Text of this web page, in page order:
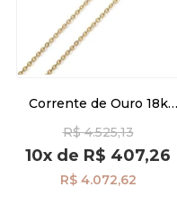
Corrente de Ouro 18k
co03928
R$ 4.525,13
10x de R$ 407,26
R$ 4.072,62